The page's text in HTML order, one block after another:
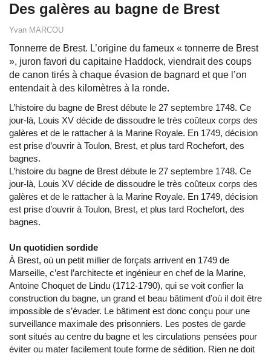
Des galères au bagne de Brest
Yvan MARCOU
Tonnerre de Brest. L’origine du fameux « tonnerre de Brest
», juron favori du capitaine Haddock, viendrait des coups
de canon tirés à chaque évasion de bagnard et que l’on
entendait à des kilomètres à la ronde.
L’histoire du bagne de Brest débute le 27 septembre 1748. Ce
jour-là, Louis XV décide de dissoudre le très coûteux corps des
galères et de le rattacher à la Marine Royale. En 1749, décision
est prise d’ouvrir à Toulon, Brest, et plus tard Rochefort, des
bagnes.
L’histoire du bagne de Brest débute le 27 septembre 1748. Ce
jour-là, Louis XV décide de dissoudre le très coûteux corps des
galères et de le rattacher à la Marine Royale. En 1749, décision
est prise d’ouvrir à Toulon, Brest, et plus tard Rochefort, des
bagnes.
Un quotidien sordide
À Brest, où un petit millier de forçats arrivent en 1749 de
Marseille, c’est l’architecte et ingénieur en chef de la Marine,
Antoine Choquet de Lindu (1712-1790), qui se voit confier la
construction du bagne, un grand et beau bâtiment d’où il doit être
impossible de s’évader. Le bâtiment est donc conçu pour une
surveillance maximale des prisonniers. Les postes de garde
sont situés au centre du bagne et les circulations pensées pour
éviter ou mater facilement toute forme de sédition. Rien ne doit